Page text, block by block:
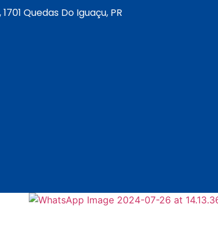
Quedas Do Iguaçu, PR